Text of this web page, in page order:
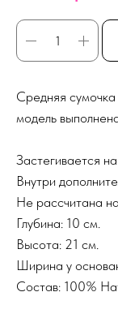
Средняя
модель
Застегивается
Внутри
Не рассчитана
Глубина: 10 см.
Высота: 21 см.
Ширина у
Состав: 100%